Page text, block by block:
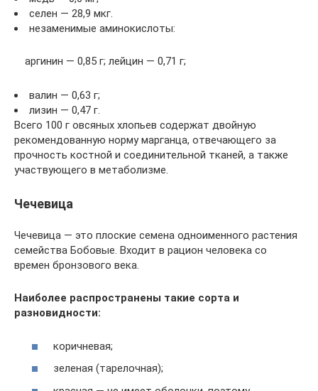
селен — 28,9 мкг.
незаменимые аминокислоты:
аргинин — 0,85 г; лейцин — 0,71 г;
валин — 0,63 г;
лизин — 0,47 г.
Всего 100 г овсяных хлопьев содержат двойную
рекомендованную норму марганца, отвечающего за
прочность костной и соединительной тканей, а также
участвующего в метаболизме.
Чечевица
Чечевица — это плоские семена одноименного растения
семейства Бобовые. Входит в рацион человека со
времен бронзового века.
Наиболее распространены такие сорта и
разновидности:
коричневая;
зеленая (тарелочная);